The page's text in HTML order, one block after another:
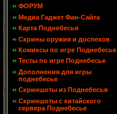
ФОРУМ
Медиа Гаджет Фан-Сайта
Карта Поднебесья
Скрины оружия и доспехов
Комиксы по игре Поднебесье
Тесты по игре Поднебесье
Дополнения для игры
поднебесье
Скриншоты из Поднебесья
Скриншоты с китайского
сервера Поднебесье